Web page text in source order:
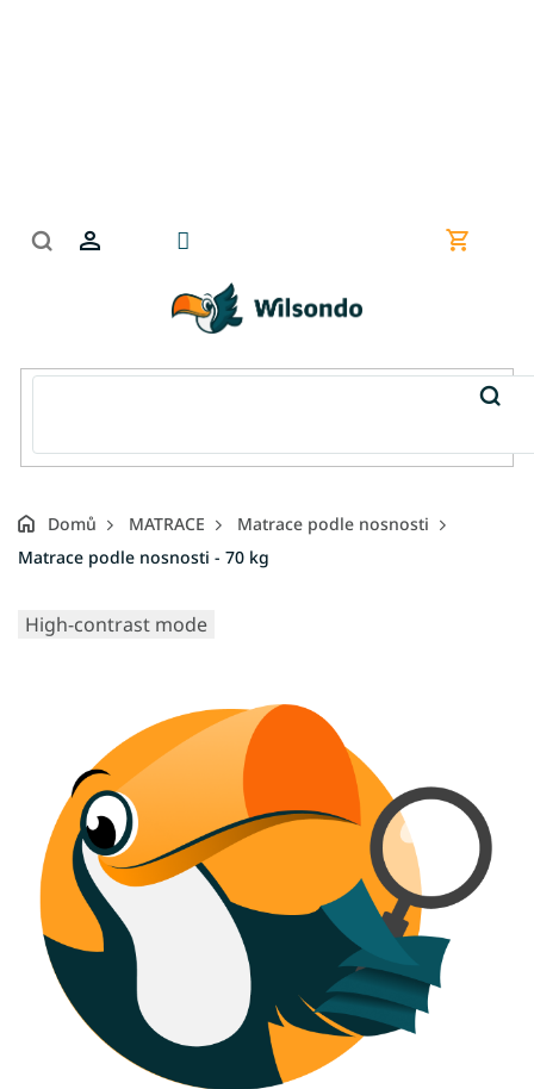
Nákupní
Domů MATRACE
Matrace podle nosnosti
Matrace podle nosnosti - 70 kg
High-contrast mode